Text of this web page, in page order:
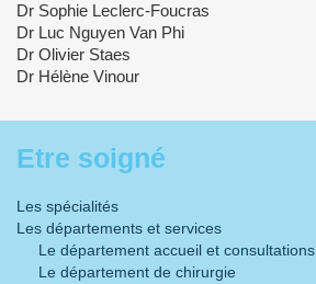
Dr Sophie Leclerc-Foucras
Dr Luc Nguyen Van Phi
Dr Olivier Staes
Dr Hélène Vinour
Etre soigné
Les spécialités
Les départements et services
Le département accueil et consultations
Le département de chirurgie